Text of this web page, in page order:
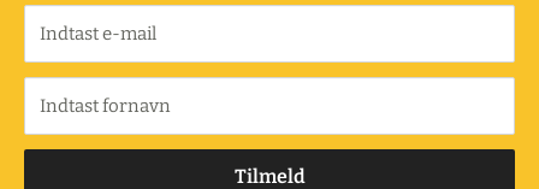
Indtast e-mail
Indtast fornavn
Tilmeld